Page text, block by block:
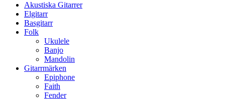
Akustiska Gitarrer
Elgitarr
Basgitarr
Folk
Ukulele
Banjo
Mandolin
Gitarrmärken
Epiphone
Faith
Fender